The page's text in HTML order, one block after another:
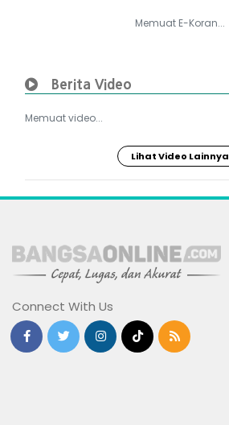
Memuat E-Koran...
Berita Video
Memuat video...
Lihat Video Lainnya
Connect With Us